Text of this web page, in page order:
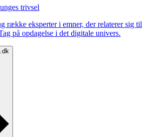
trivsel
række eksperter i emner, der relaterer sig til
på opdagelse i det digitale univers.